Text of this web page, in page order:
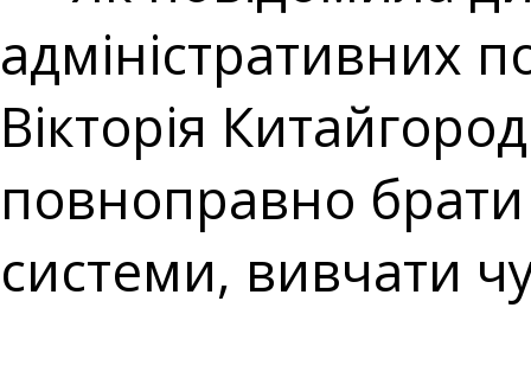
адміністративних
Вікторія
повноправно брати
системи, вивчати